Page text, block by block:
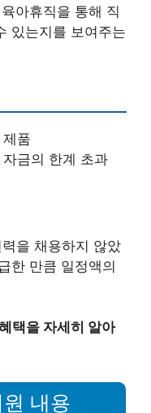
아휴직을 통해 직
있는지를 보여주는
품
금의 한계 초과
을 채용하지 않았
한 만큼 일정액의
택을 자세히 알아
내용